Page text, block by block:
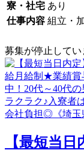
寮・社宅 あり
仕事内容 組立・
募集が停止してい
【最短当